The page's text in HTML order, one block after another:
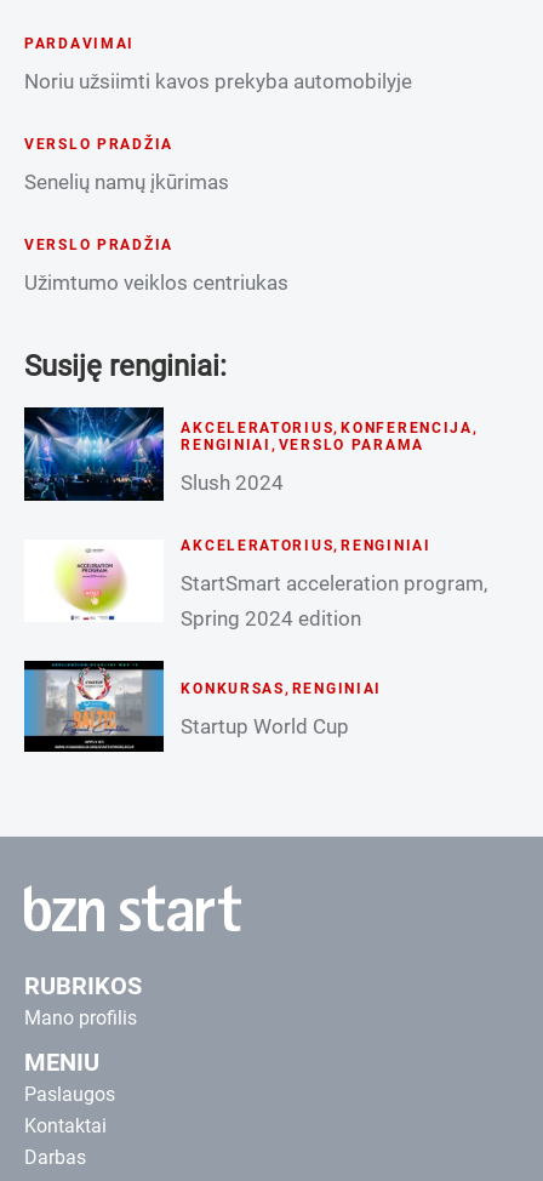
PARDAVIMAI
Noriu užsiimti kavos prekyba automobilyje
VERSLO PRADŽIA
Senelių namų įkūrimas
VERSLO PRADŽIA
Užimtumo veiklos centriukas
Susiję renginiai:
AKCELERATORIUS,KONFERENCIJA ,
RENGINIAI , VERSLO PARAMA
Slush 2024
AKCELERATORIUS,RENGINIAI
StartSmart acceleration program,
Spring 2024 edition
KONKURSAS, RENGINIAI
Startup World Cup
RUBRIKOS
Mano profilis
MENIU
Paslaugos
Kontaktai
Darbas